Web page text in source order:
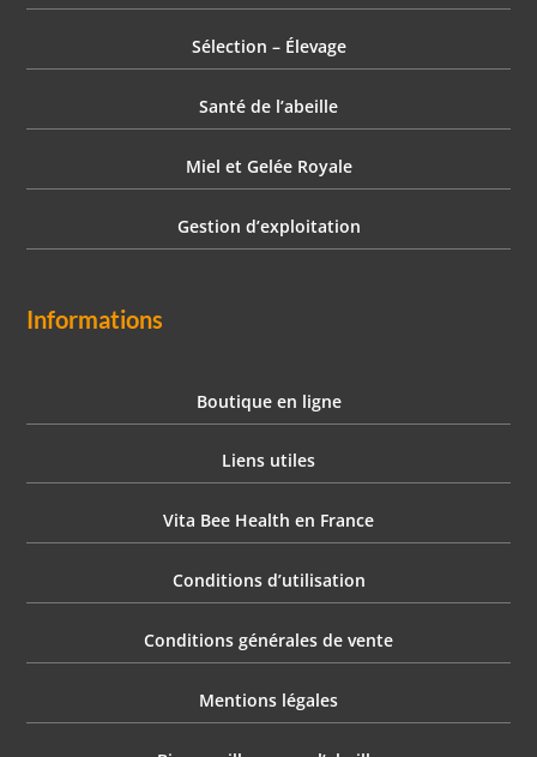
Sélection – Élevage
Santé de l’abeille
Miel et Gelée Royale
Gestion d’exploitation
Informations
Boutique en ligne
Liens utiles
Vita Bee Health en France
Conditions d’utilisation
Conditions générales de vente
Mentions légales